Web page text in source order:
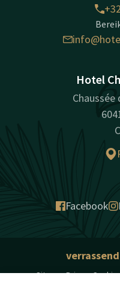
Hotel
Chaussée
Facebook
SitemapPrivacy